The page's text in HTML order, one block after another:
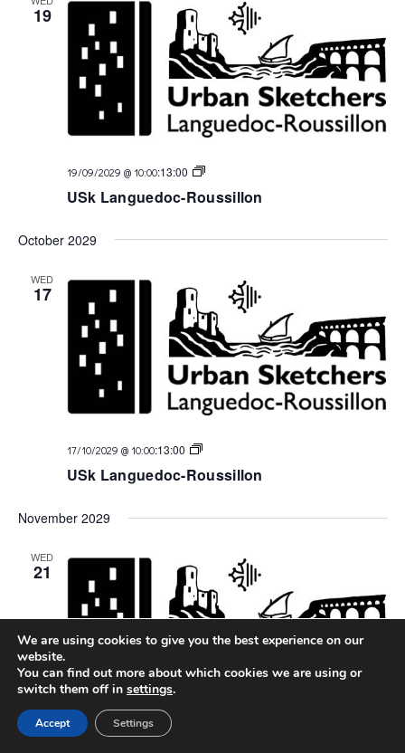
19
19/09/2029 @ 10:00:13:00
USk
USk Languedoc-Roussillon
October 2029
WED
17
17/10/2029 @ 10:00:13:00
USk
USk Languedoc-Roussillon
November 2029
WED
21
21/11/2029 @ 10:00: 13:00
We are using cookies to give you the best experience on our
website.
You can find out more about which cookies we are using or
switch them off in settings.
Accept Settings